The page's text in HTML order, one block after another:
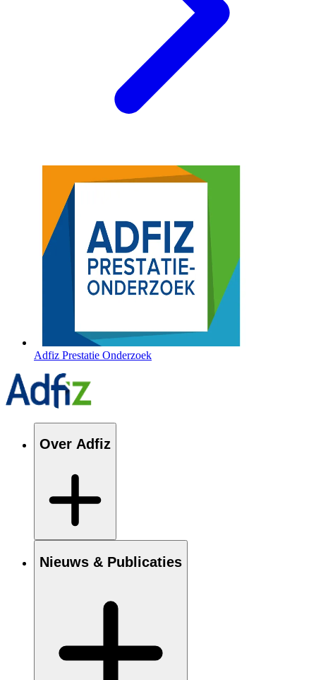
Adfiz Prestatie Onderzoek
Over Adfiz
Nieuws & Publicaties